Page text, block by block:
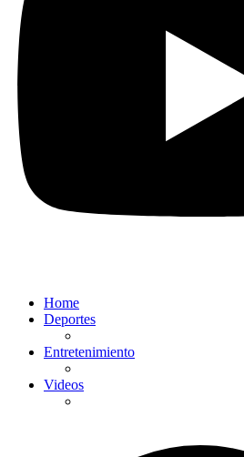
Home
Deportes
Entretenimiento
Videos